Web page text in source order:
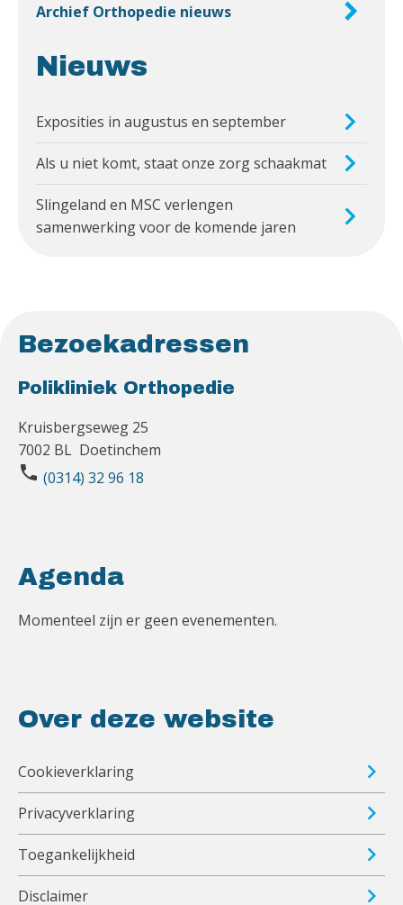
Archief Orthopedie nieuws
Nieuws
Exposities in augustus en september
Als u niet komt, staat onze zorg schaakmat
Slingeland en MSC verlengen
samenwerking voor de komende jaren
Bezoekadressen
Polikliniek Orthopedie
Kruisbergseweg 25
7002 BL Doetinchem
phone (0314) 32 96 18
Agenda
Momenteel zijn er geen evenementen.
Over deze website
Cookieverklaring
Privacyverklaring
Toegankelijkheid
Disclaimer